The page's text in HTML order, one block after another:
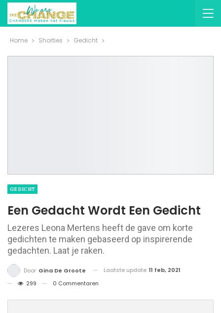
Home Shorties Gedicht
GEDICHT
Een Gedacht Wordt Een Gedicht
Lezeres Leona Mertens heeft de gave om korte
gedichten te maken gebaseerd op inspirerende
gedachten. Laat je raken.
Door Gina De Groote Laatste update 11 feb, 2021
299
0 Commentaren